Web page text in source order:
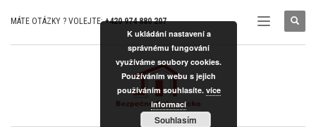
MÁTE OTÁZKY ? VOLEJTE:+420 974 880 207
K ukládání nastavení a
správnému fungování
využíváme soubory cookies.
Používáním webu s jejich
používáním souhlasíte. více
informací
Souhlasím